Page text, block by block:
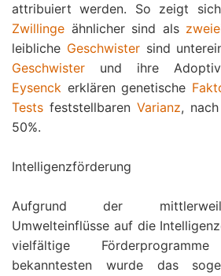
attribuiert werden. So zeigt
Zwillinge ähnlicher sind als
leibliche Geschwistersind
Geschwister und ihre
Eysenck erklären genetische
Tests feststellbaren Varianz, nach
50%.
Intelligenzförderung
Aufgrund der
Umwelteinflüsse auf die
vielfältige
bekanntesten wurde das